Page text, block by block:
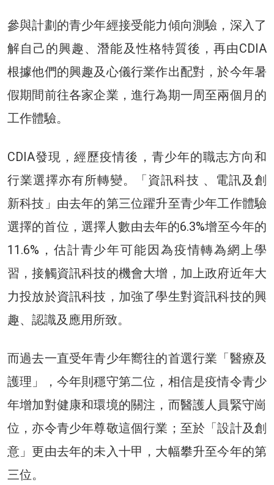
參與計劃的青少年經接受能力傾向測驗，深入了
解自己的興趣、潛能及性格特質後，再由CDIA
根據他們的興趣及心儀行業作出配對，於今年暑
假期間前往各家企業，進行為期一周至兩個月的
工作體驗。
CDIA發現，經歷疫情後，青少年的職志方向和
行業選擇亦有所轉變。「資訊科技 、電訊及創
新科技」由去年的第三位躍升至青少年工作體驗
選擇的首位，選擇人數由去年的6.3%增至今年的
11.6%，估計青少年可能因為疫情轉為網上學
習，接觸資訊科技的機會大增，加上政府近年大
力投放於資訊科技，加強了學生對資訊科技的興
趣、認識及應用所致。
而過去一直受年青少年嚮往的首選行業「醫療及
護理」，今年則穩守第二位，相信是疫情令青少
年增加對健康和環境的關注，而醫護人員緊守崗
位，亦令青少年尊敬這個行業；至於「設計及創
意」更由去年的未入十甲，大幅攀升至今年的第
三位。